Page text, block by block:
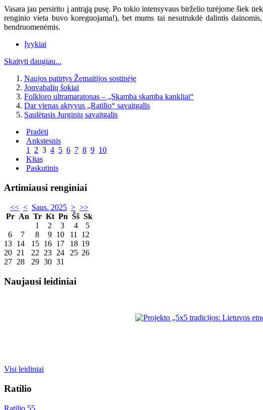
Vasara jau persirito į antrąją pusę. Po tokio intensyvaus birželio turėjome šiek
renginio vieta buvo koreguojama!), bet mums tai nesutrukdė dalintis
bendruomenėmis.
Įvykiai
Skaityti daugiau...
Naujos patirtys Žemaitijos sostinėje
Jonvabalių šokiai
Folkloro ultramaratonas – „Skamba skamba kankliai“
Dar vienas aktyvus „Ratilio“ savaitgalis
Saulėtasis Jurginių savaitgalis
Pradėti
Ankstesnis
1 2 3 4 5 6 7 8 9 10
Kitas
Paskutinis
Artimiausi renginiai
<< < Saus. 2025 > >>
Pr An Tr Kt Pn Šš Sk
1
2 3 4
5
6
7 8 9 10 11
12
13 14 15 16 17 18 19
20 21 22 23 24 25 26
27 28 29 30 31
Naujausi leidiniai
Visi leidiniai
Ratilio
Ratilio 55